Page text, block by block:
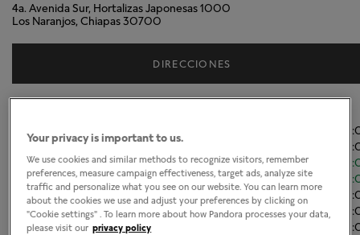
4a. Avenida Sur, Hortalizas Japonesas 1000
Los Naranjos, Chiapas 30700
DIRECCIONES
Martes
Miércoles
11:00
Jueves
11:00
Viernes
11:00
Sábado
11:00
Domingo
Your privacy is important to us.
We use cookies and similar methods to recognize visitors, remember
preferences, measure campaign effectiveness, target ads, analyze site
traffic and personalize what you see on our website. You can learn more
about the cookies we use and adjust your preferences by clicking on
"Cookie settings" . To learn more about how Pandora processes your data,
please visit our privacy policy